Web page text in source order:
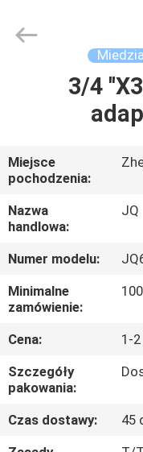
O
NAS
WYCIECZKA
PO
KONTROLA
JAKOŚCI
Ltd..
3/4
Miejsce
pochodzenia:
Nazwa
handlowa:
JQ
Numer modelu:
Minimalne
zamówienie:
Cena:
1-2
Szczegóły
pakowania:
Czas dostawy:
45